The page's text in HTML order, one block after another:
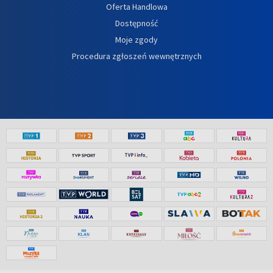
Oferta Handlowa
Dostępność
Moje zgody
Procedura zgłoszeń wewnętrznych